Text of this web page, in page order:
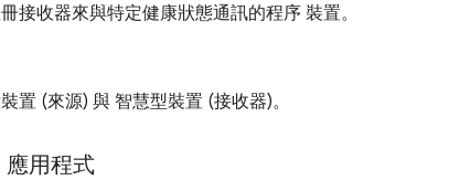
接收器來與特定健康狀態通訊的程序 裝置。
置 (來源) 與 智慧型裝置 (接收器)。
應用程式